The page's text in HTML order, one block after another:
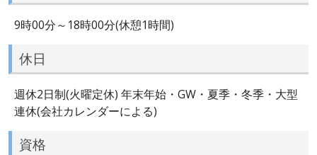
9時00分～18時00分(休憩1時間)
休日
週休2日制(火曜定休) 年末年始・GW・夏季・冬季・大型
連休(会社カレンダーによる)
資格